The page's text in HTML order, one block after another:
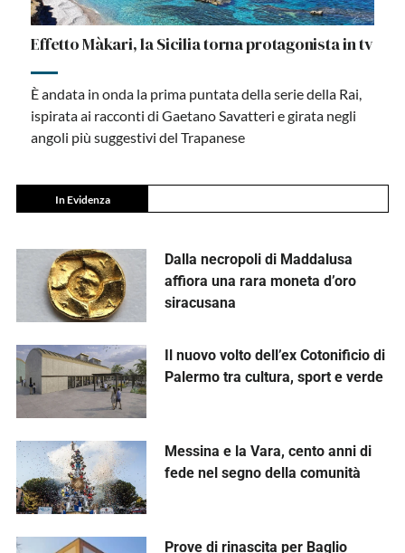
Effetto Màkari, la Sicilia torna protagonista in tv
È andata in onda la prima puntata della serie della Rai,
ispirata ai racconti di Gaetano Savatteri e girata negli
angoli più suggestivi del Trapanese
In Evidenza
Dalla necropoli di Maddalusa
affiora una rara moneta d’oro
siracusana
Il nuovo volto dell’ex Cotonificio di
Palermo tra cultura, sport e verde
Messina e la Vara, cento anni di
fede nel segno della comunità
Prove di rinascita per Baglio